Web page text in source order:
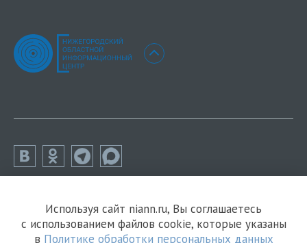
Используя сайт niann.ru, Вы соглашаетесь
с использованием файлов cookie, которые указаны
в Политике обработки персональных данных